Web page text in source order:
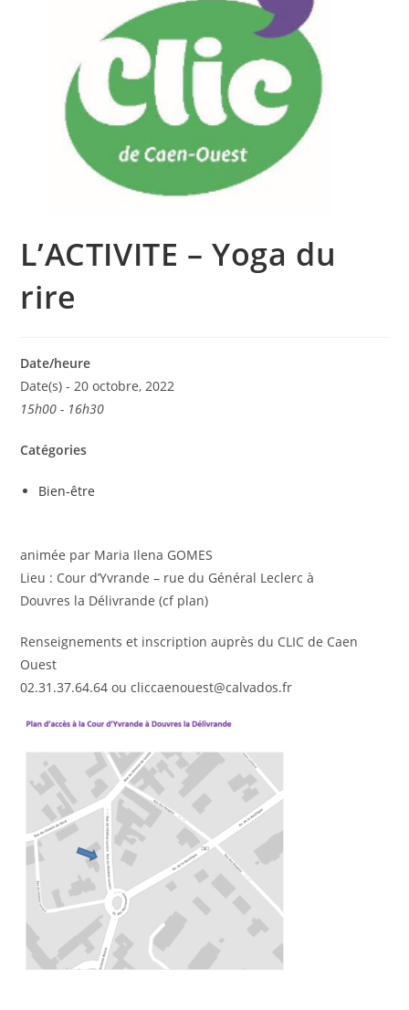
L’ACTIVITE – Yoga du
rire
Date/heure
Date(s) - 20 octobre, 2022
15h00 - 16h30
Catégories
Bien-être
animée par Maria Ilena GOMES
Lieu : Cour d’Yvrande – rue du Général Leclerc à
Douvres la Délivrande (cf plan)
Renseignements et inscription auprès du CLIC de Caen
Ouest
02.31.37.64.64 ou cliccaenouest@calvados.fr